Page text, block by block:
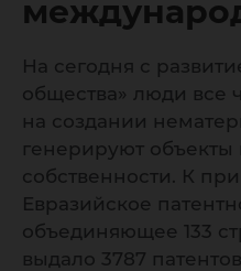
На сегодня с
общества» люди все
на создании
генерируют объекты
собственности. К
Евразийское
объединяющее 133
выдало 3787